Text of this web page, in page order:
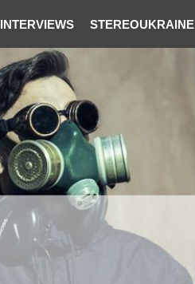
INTERVIEWS STEREOUKRAINE